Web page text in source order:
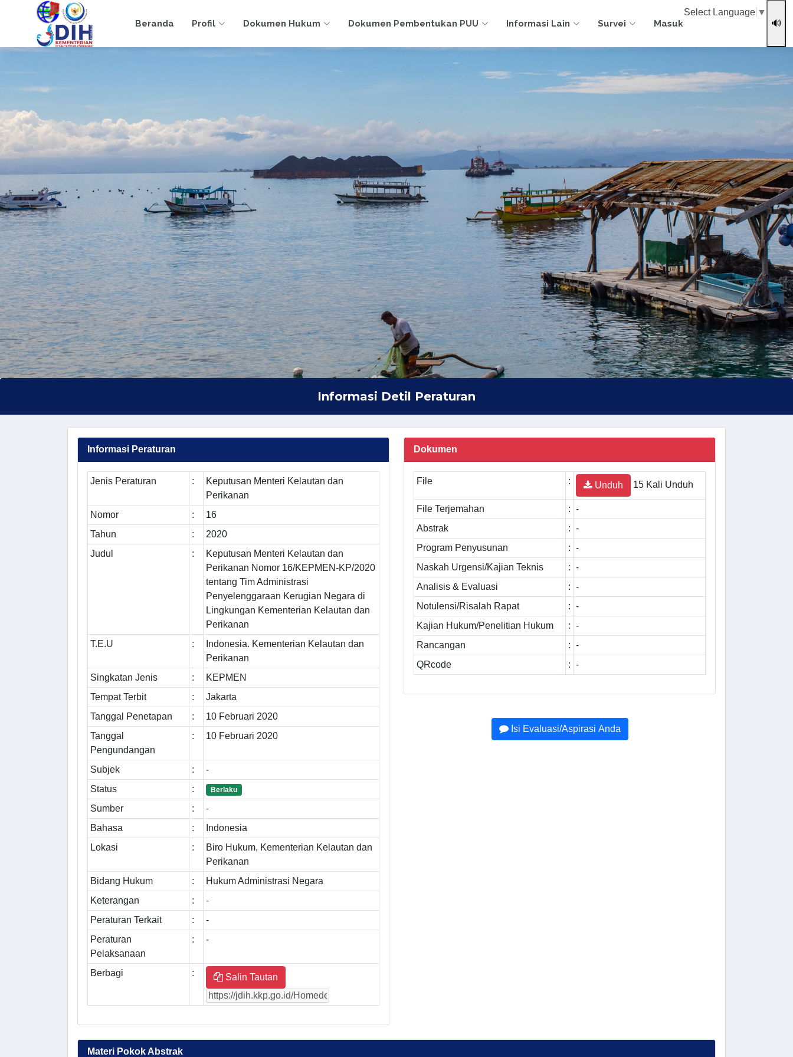
Beranda Profil Dokumen Hukum Dokumen Pembentukan PUU Informasi Lain Survei Masuk
Select Language ▼
🔊
Informasi Detil Peraturan
Informasi Peraturan
Jenis Peraturan :
Keputusan Menteri Kelautan dan
Perikanan
Nomor
:
16
Tahun
:
2020
Judul
:
Keputusan Menteri Kelautan dan
Perikanan Nomor 16/KEPMEN-KP/2020
tentang Tim Administrasi
Penyelenggaraan Kerugian Negara di
Lingkungan Kementerian Kelautan dan
Perikanan
T.E.U
:
Indonesia. Kementerian Kelautan dan
Perikanan
Singkatan Jenis
:
KEPMEN
Tempat Terbit
:
Jakarta
Tanggal Penetapan
:
10 Februari 2020
Tanggal
Pengundangan
: 10 Februari 2020
Subjek :
-
Status
: Berlaku
Sumber :
-
Bahasa
:
Indonesia
Lokasi
:
Biro Hukum, Kementerian Kelautan dan
Perikanan
Bidang Hukum
:
Hukum Administrasi Negara
Keterangan
:
-
Peraturan Terkait
:
-
Peraturan
Pelaksanaan
: -
Berbagi : Salin Tautan
Dokumen
File : Unduh 15 Kali Unduh
File Terjemahan : -
Abstrak
: -
Program Penyusunan
: -
Naskah Urgensi/Kajian Teknis
: -
Analisis & Evaluasi
: -
Notulensi/Risalah Rapat
: -
Kajian Hukum/Penelitian Hukum
: -
Rancangan
: -
QRcode
: -
Isi Evaluasi/Aspirasi Anda
Materi Pokok Abstrak